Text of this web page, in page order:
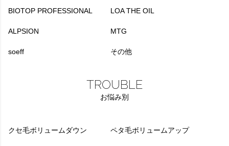
BIOTOP PROFESSIONAL LOA THE OIL
ALPSION MTG
soeff その他
TROUBLE
お悩み別
クセ毛ボリュームダウン ペタ毛ボリュームアップ